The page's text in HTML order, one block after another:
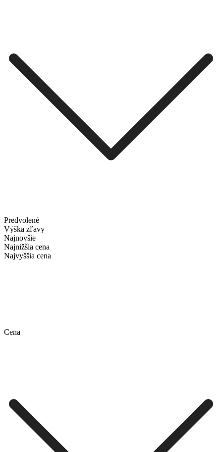
Predvolené
Výška zľavy
Najnovšie
Najnižšia cena
Najvyššia cena
Cena